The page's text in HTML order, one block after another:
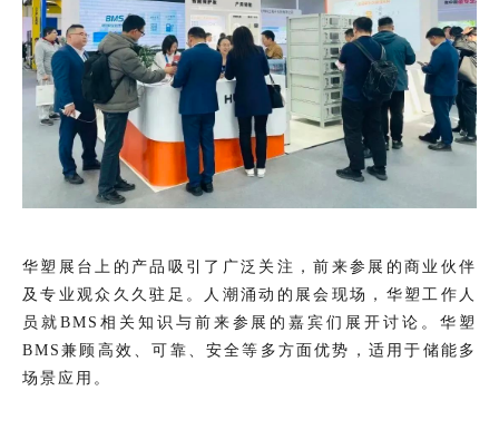
华塑展台上的产品吸引了广泛关注，前来参展的商业伙伴
及专业观众久久驻足。人潮涌动的展会现场，华塑工作人
员就BMS相关知识与前来参展的嘉宾们展开讨论。华塑
BMS兼顾高效、可靠、安全等多方面优势，适用于储能多
场景应用 。